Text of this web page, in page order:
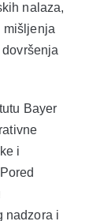
nalaza,
mišljenja
Bayer
i
nadzora i